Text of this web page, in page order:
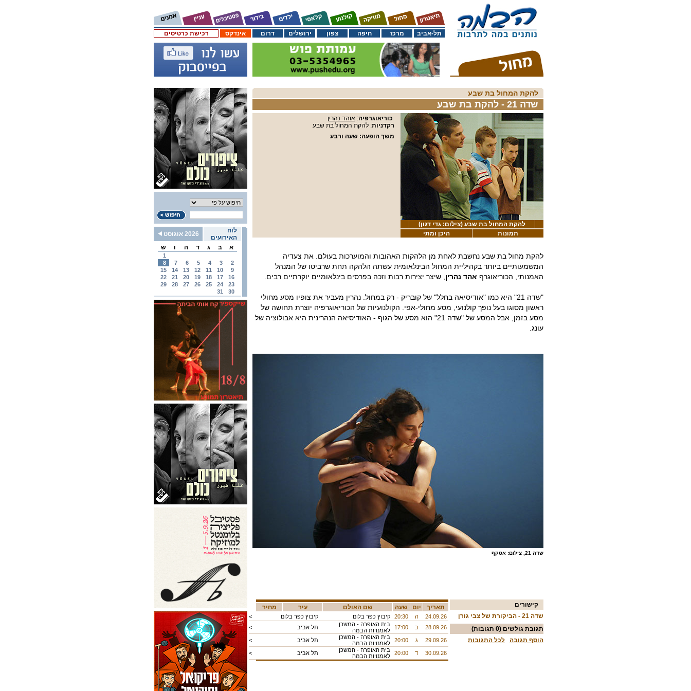
רכישת כרטיסים אינדקס דרום ירושלים צפון חיפה מרכז תל-אביב
לוח
האירועים
2026 אוגוסט
א
ב ג ד ה ו ש
1
2
3
4
5
6
7
8
9
10
11
12
13
14
15
16
17
18
19
20
21
22
23
24
25
26
27
28
29
30
31
להקת המחול בת שבע
שדה 21 - להקת בת שבע
כוריאוגרפיה: אוהד נהרין
רקדניות: להקת המחול בת שבע
משך הופעה: שעה ורבע
להקת המחול בת שבע (צילום: גדי דגון)
תמונות
היכן ומתי
להקת מחול בת שבע נחשבת לאחת מן הלהקות האהובות והמוערכות בעולם. את צעדיה
המשמעותיים ביותר בקהיליית המחול הבינלאומית עשתה הלהקה תחת שרביטו של המנהל
האמנותי, הכוריאוגרף אהד נהרין , שיצר יצירות רבות וזכה בפרסים בינלאומיים יוקרתיים רבים.
"שדה 21" היא כמו "אודיסיאה בחלל" של קובריק - רק במחול. נהרין מעביר את צופיו מסע מחולי
ראשון מסוגו בעל נופך קולנועי, מסע מחולי-אפי. הקולנועיות של הכוריאוגרפיה יוצרת תחושה של
מסע בזמן, אבל המסע של "שדה 21" הוא מסע של הגוף - האודיסיאה הנהרינית היא אבולוציה של
עונג.
שדה 21, צילום: אסקף
מחיר עיר שם האולם שעה יום תאריך
< קיבוץ כפר בלום קיבוץ כפר בלום 20:30 ה
24.09.26
<
תל אביב
בית האופרה - המשכן
לאמנויות הבמה
17:00 ב 28.09.26
< תל אביב
בית האופרה - המשכן
לאמנויות הבמה
20:00 ג 29.09.26
< תל אביב
בית האופרה - המשכן
לאמנויות הבמה
20:00 ד 30.09.26
קישורים
שדה 21 - הביקורת של צבי גורן
תגובת גולשים (0 תגובות)
הוסף תגובה
לכל התגובות